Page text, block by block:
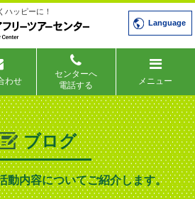
ハッピーに！
Language
わせ
センターへ
電話する
メニュー
ブログ
動内容についてご紹介します。